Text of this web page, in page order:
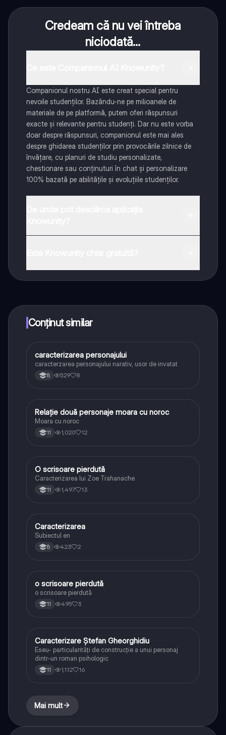
Credeam că nu vei întreba
niciodată...
Companionul nostru AI este creat special pentru
nevoile studenților. Bazându-ne pe milioanele de
materiale de pe platformă, putem oferi răspunsuri
exacte și relevante pentru studenți. Dar nu este vorba
doar despre răspunsuri, companionul este mai ales
despre ghidarea studenților prin provocările zilnice de
învățare, cu planuri de studiu personalizate,
chestionare sau conținuturi în chat și personalizare
100% bazată pe abilitățile și evoluțiile studenților.
Conținut similar
Limba și literatura română
caracterizarea personajului
caracterzarea personajului narativ, usor de invatat
8 529 8
Limba și literatura română
Relație două personaje moara cu noroc
Moara cu noroc
11 1,020 12
Limba și literatura română
O scrisoare pierdută
Caracterizarea lui Zoe Trahanache
11 1,497 13
Limba și literatura română
Caracterizarea
Subiectul en
8 423 2
Limba și literatura română
o scrisoare pierdută
o scrisoare pierdută
11 495 3
Limba și literatura română
Caracterizare Ștefan Gheorghidiu
Eseu- particularități de construcție a unui personaj
dintr-un roman psihologic
11 1,112 16
Mai mult